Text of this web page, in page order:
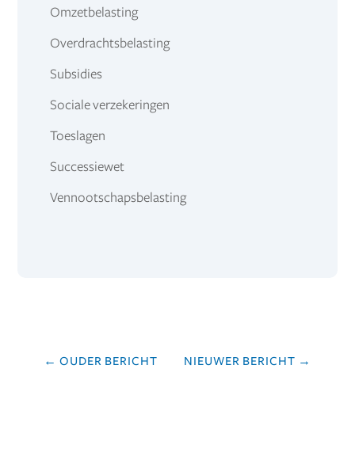
Omzetbelasting
Overdrachtsbelasting
Subsidies
Sociale verzekeringen
Toeslagen
Successiewet
Vennootschapsbelasting
← OUDER BERICHT NIEUWER BERICHT →